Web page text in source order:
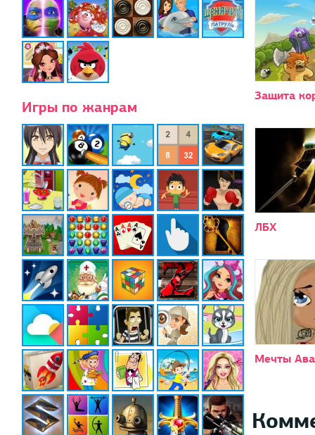
Игры по жанрам
Защита
ЛБХ
Мечты